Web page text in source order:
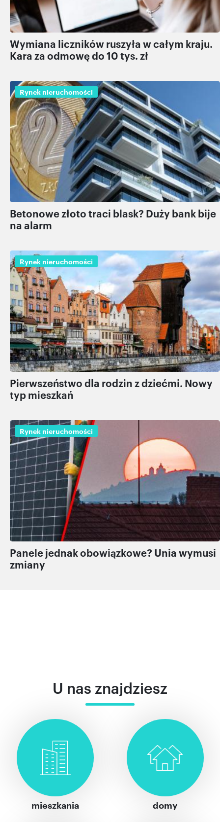
Wymiana liczników ruszyła w całym kraju.
Kara za odmowę do 10 tys. zł
Rynek nieruchomości
Betonowe złoto traci blask? Duży bank bije
na alarm
Rynek nieruchomości
Pierwszeństwo dla rodzin z dziećmi. Nowy
typ mieszkań
Rynek nieruchomości
Panele jednak obowiązkowe? Unia wymusi
zmiany
U nas znajdziesz
mieszkania domy